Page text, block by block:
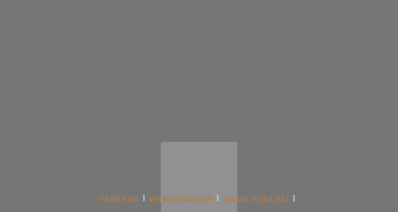
ГЛАВНАЯ ИНФОРМАЦИЯ НАШИ ПОБЕДЫ